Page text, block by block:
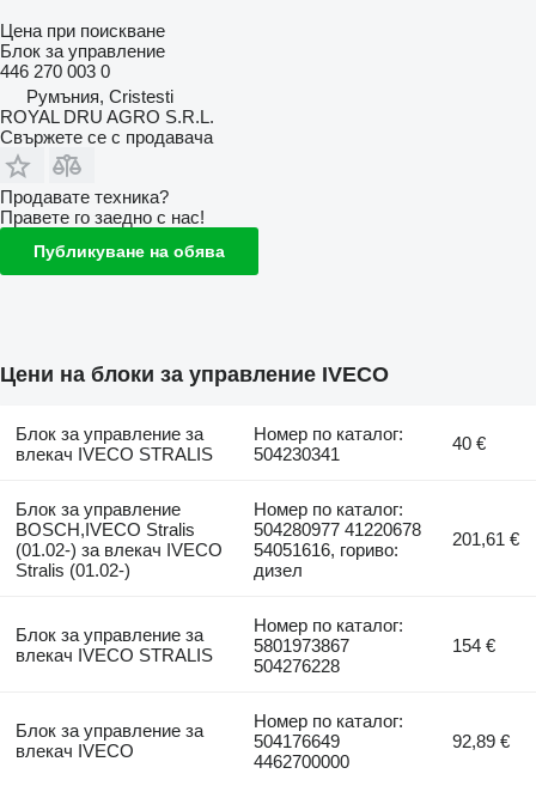
Цена при поискване
Блок за управление
446 270 003 0
Румъния, Cristesti
ROYAL DRU AGRO S.R.L.
Свържете се с продавача
Продавате техника?
Правете го заедно с нас!
Публикуване на обява
Цени на блоки за управление IVECO
Блок за управление за
влекач IVECO STRALIS
Номер по каталог:
504230341
40 €
Блок за управление
BOSCH,IVECO Stralis
(01.02-) за влекач IVECO
Stralis (01.02-)
Номер по каталог:
504280977 41220678
54051616, гориво:
дизел
201,61 €
Блок за управление за
влекач IVECO STRALIS
Номер по каталог:
5801973867
504276228
154 €
Блок за управление за
влекач IVECO
Номер по каталог:
504176649
4462700000
92,89 €